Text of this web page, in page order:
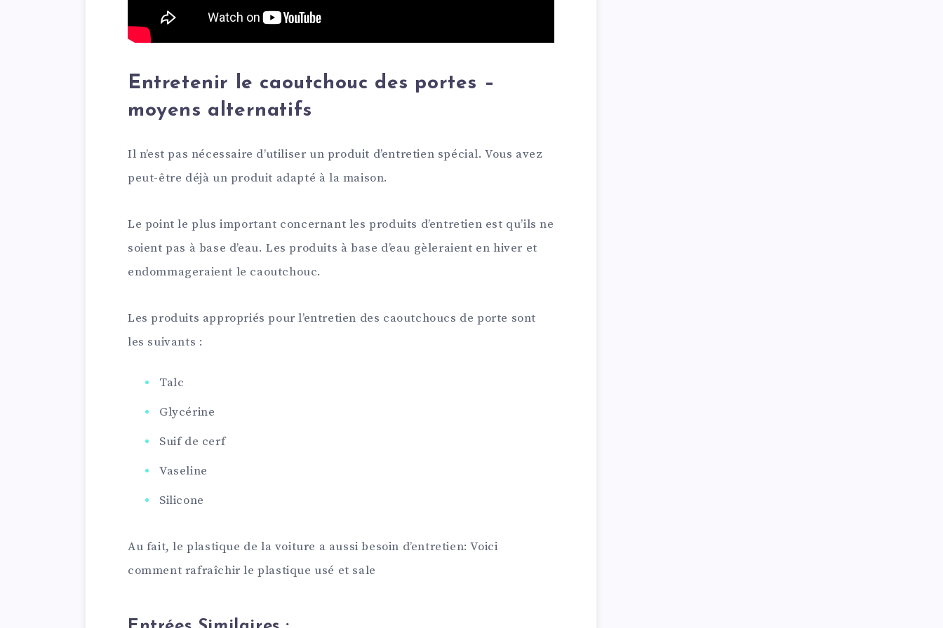
Entretenir le caoutchouc des portes –
moyens alternatifs
Il n’est pas nécessaire d’utiliser un produit d’entretien spécial. Vous avez
peut-être déjà un produit adapté à la maison.
Le point le plus important concernant les produits d’entretien est qu’ils ne
soient pas à base d’eau. Les produits à base d’eau gèleraient en hiver et
endommageraient le caoutchouc.
Les produits appropriés pour l’entretien des caoutchoucs de porte sont
les suivants :
Talc
Glycérine
Suif de cerf
Vaseline
Silicone
Au fait, le plastique de la voiture a aussi besoin d’entretien: Voici
comment rafraîchir le plastique usé et sale